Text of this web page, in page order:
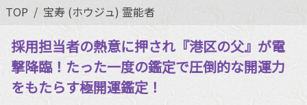
TOP 宝寿 (ホウジュ) 霊能者
採用担当者の熱意に押され『港区の父』が電
撃降臨！たった一度の鑑定で圧倒的な開運力
をもたらす極開運鑑定！